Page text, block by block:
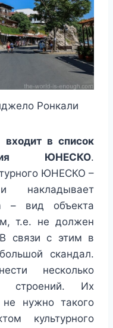
Ронкали
входит в список
ЮНЕСКО.
ЮНЕСКО –
– вид объекта
т.е. не должен
связи с этим в
скандал.
несколько
строений. Их
нужно такого
культурного